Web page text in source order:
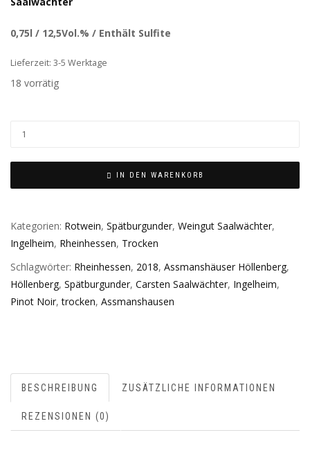
0,75l / 12,5Vol.% / Enthält Sulfite
Lieferzeit: 3-5 Werktage
18 vorrätig
IN DEN WARENKORB
Kategorien: Rotwein, Spätburgunder, Weingut Saalwächter,
Ingelheim, Rheinhessen, Trocken
Schlagwörter: Rheinhessen, 2018, Assmanshäuser Höllenberg,
Höllenberg, Spätburgunder, Carsten Saalwächter, Ingelheim,
Pinot Noir,trocken, Assmanshausen
BESCHREIBUNG ZUSÄTZLICHE INFORMATIONEN
REZENSIONEN (0)